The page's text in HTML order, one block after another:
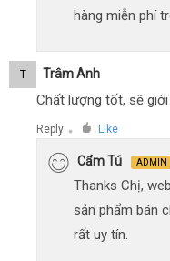
hàng miễn phí
T Trâm Anh
Chất lượng tốt, sẽ
Reply ● Like
Cẩm Tú ADMIN
Thanks Chị,
sản phẩm bán
rất uy tín.